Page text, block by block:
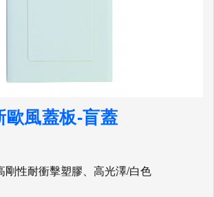
歐風蓋板-盲蓋
剛性耐衝擊塑膠、高光澤/白色